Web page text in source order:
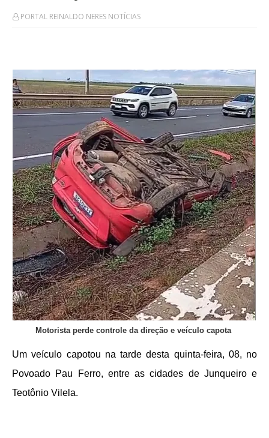
PORTAL REINALDO NERES NOTÍCIAS
Motorista perde controle da direção e veículo capota
Um veículo capotou na tarde desta quinta-feira, 08, no
Povoado Pau Ferro, entre as cidades de Junqueiro e
Teotônio Vilela.